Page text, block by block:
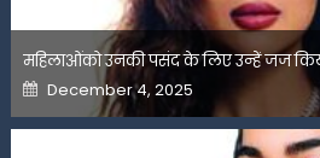
महिलाओंको उनकी पसंद के लिए उन्हें जज
Posted
on
December 4, 2025